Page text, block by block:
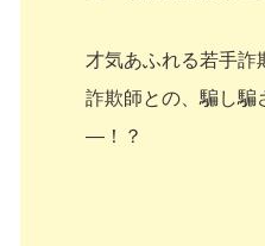
才気あふれる若手詐
詐欺師との、騙し騙
―！？